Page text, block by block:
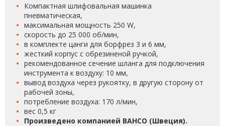
Компактная шлифовальная машинка
пневматическая,
максимальная мощность 250 W,
скорость до 25 000 об/мин,
в комплекте цанги для борфрез 3 и 6 мм,
жесткий корпус с обрезиненой ручкой,
рекомендованное сечение шланга для подключения
инструмента к воздуху: 10 мм,
вывод воздуха через рукоятку, в другую сторону от
рабочей зоны,
потребление воздуха: 170 л/мин,
вес 0,5 кг
Произведено компанией BAHCO (Швеция).